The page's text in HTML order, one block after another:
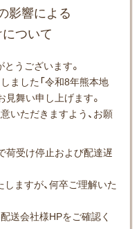
影響による
ついて
うございます。
ました「令和8年熊本地
見舞い申し上げます。
いただきますよう、お願
荷受け停止および配達遅
ますが、何卒ご理解いた
送会社様HPをご確認く